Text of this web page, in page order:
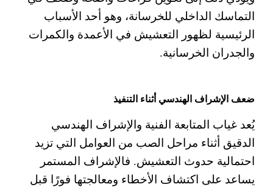
التماسك الداخلي للخرسانة، وهو أحد الأسباب
الرئيسية لظهور التعشيش في الأعمدة والكمرات
والجدران الخرسانية.
ضعف الإشراف الهندسي أثناء التنفيذ
يُعد غياب المتابعة الفنية والإشراف الهندسي
الدقيق أثناء مراحل الصب من العوامل التي تزيد
احتمالية حدوث التعشيش. فالإشراف المستمر
يساعد على اكتشاف الأخطاء ومعالجتها فورًا قبل